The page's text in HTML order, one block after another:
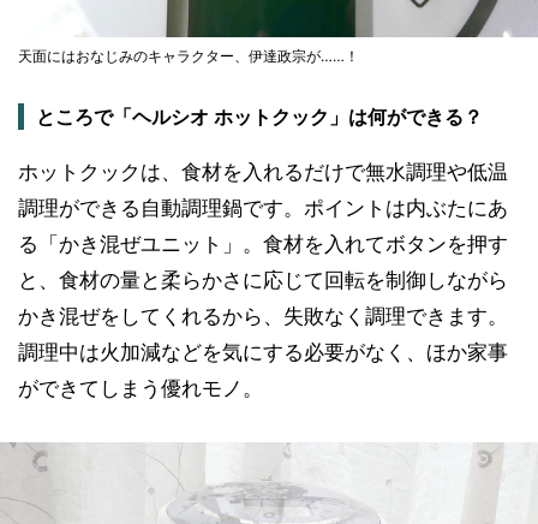
天面にはおなじみのキャラクター、伊達政宗が……！
ところで「ヘルシオ ホットクック」は何ができる？
ホットクックは、食材を入れるだけで無水調理や低温
調理ができる自動調理鍋です。ポイントは内ぶたにあ
る「かき混ぜユニット」。食材を入れてボタンを押す
と、食材の量と柔らかさに応じて回転を制御しながら
かき混ぜをしてくれるから、失敗なく調理できます。
調理中は火加減などを気にする必要がなく、ほか家事
ができてしまう優れモノ。